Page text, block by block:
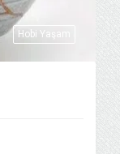
Hobi Yaşam